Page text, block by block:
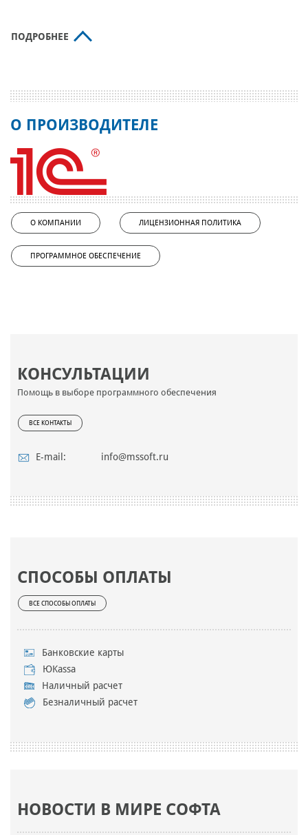
КОНСУЛЬТАЦИИ
Помощь в выборе программного обеспечения
ВСЕ КОНТАКТЫ
E-mail: info@mssoft.ru
СПОСОБЫ ОПЛАТЫ
ВСЕ СПОСОБЫ ОПЛАТЫ
Банковские карты
ЮKassa
Наличный расчет
Безналичный расчет
НОВОСТИ В МИРЕ СОФТА
ПОДРОБНЕЕ
О ПРОИЗВОДИТЕЛЕ
О КОМПАНИИ ЛИЦЕНЗИОННАЯ ПОЛИТИКА
ПРОГРАММНОЕ ОБЕСПЕЧЕНИЕ